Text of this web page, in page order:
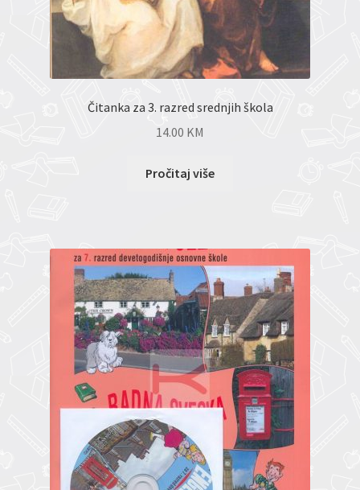
Čitanka za 3. razred srednjih škola
14.00 KM
Pročitaj više